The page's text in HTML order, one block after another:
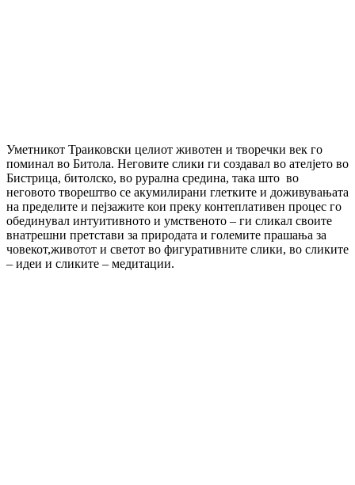
Уметникот Траиковски целиот животен и творечки век го
поминал во Битола. Неговите слики ги создавал во ателјето во
Бистрица, битолско, во рурална средина, така што во
неговото творештво се акумилирани глетките и доживувањата
на пределите и пејзажите кои преку контеплативен процес го
обединувал интуитивното и умственото – ги сликал своите
внатрешни претстави за природата и големите прашања за
човекот,животот и светот во фигуративните слики, во сликите
– идеи и сликите – медитации.